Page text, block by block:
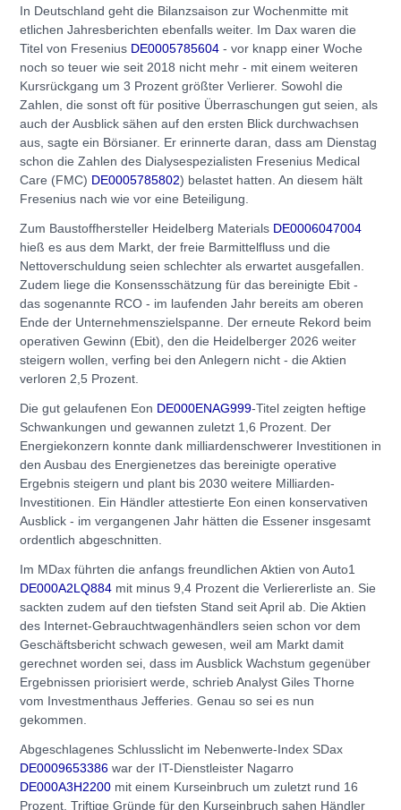
In Deutschland geht die Bilanzsaison zur Wochenmitte mit
etlichen Jahresberichten ebenfalls weiter. Im Dax waren die
Titel von Fresenius DE0005785604 - vor knapp einer Woche
noch so teuer wie seit 2018 nicht mehr - mit einem weiteren
Kursrückgang um 3 Prozent größter Verlierer. Sowohl die
Zahlen, die sonst oft für positive Überraschungen gut seien, als
auch der Ausblick sähen auf den ersten Blick durchwachsen
aus, sagte ein Börsianer. Er erinnerte daran, dass am Dienstag
schon die Zahlen des Dialysespezialisten Fresenius Medical
Care (FMC) DE0005785802) belastet hatten. An diesem hält
Fresenius nach wie vor eine Beteiligung.
Zum Baustoffhersteller Heidelberg Materials DE0006047004
hieß es aus dem Markt, der freie Barmittelfluss und die
Nettoverschuldung seien schlechter als erwartet ausgefallen.
Zudem liege die Konsensschätzung für das bereinigte Ebit -
das sogenannte RCO - im laufenden Jahr bereits am oberen
Ende der Unternehmenszielspanne. Der erneute Rekord beim
operativen Gewinn (Ebit), den die Heidelberger 2026 weiter
steigern wollen, verfing bei den Anlegern nicht - die Aktien
verloren 2,5 Prozent.
Die gut gelaufenen Eon DE000ENAG999-Titel zeigten heftige
Schwankungen und gewannen zuletzt 1,6 Prozent. Der
Energiekonzern konnte dank milliardenschwerer Investitionen in
den Ausbau des Energienetzes das bereinigte operative
Ergebnis steigern und plant bis 2030 weitere Milliarden-
Investitionen. Ein Händler attestierte Eon einen konservativen
Ausblick - im vergangenen Jahr hätten die Essener insgesamt
ordentlich abgeschnitten.
Im MDax führten die anfangs freundlichen Aktien von Auto1
DE000A2LQ884 mit minus 9,4 Prozent die Verliererliste an. Sie
sackten zudem auf den tiefsten Stand seit April ab. Die Aktien
des Internet-Gebrauchtwagenhändlers seien schon vor dem
Geschäftsbericht schwach gewesen, weil am Markt damit
gerechnet worden sei, dass im Ausblick Wachstum gegenüber
Ergebnissen priorisiert werde, schrieb Analyst Giles Thorne
vom Investmenthaus Jefferies. Genau so sei es nun
gekommen.
Abgeschlagenes Schlusslicht im Nebenwerte-Index SDax
DE0009653386 war der IT-Dienstleister Nagarro
DE000A3H2200 mit einem Kurseinbruch um zuletzt rund 16
Prozent. Triftige Gründe für den Kurseinbruch sahen Händler